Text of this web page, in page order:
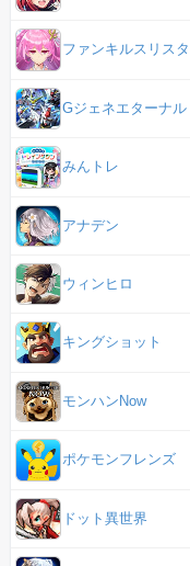
ファンキルスリスタ
Gジェネエターナル
みんトレ
アナデン
ウィンヒロ
キングショット
モンハンNow
ポケモンフレンズ
ドット異世界